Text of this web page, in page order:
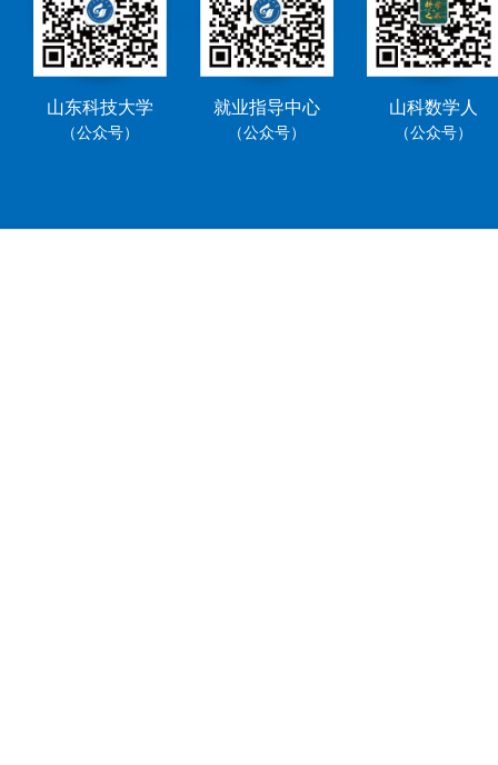
山东科技大学
（公众号）
就业指导中心
（公众号）
山科数学人
（公众号）